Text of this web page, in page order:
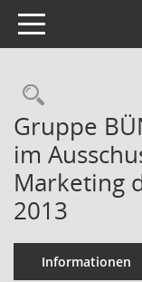
Toggle navigation
Gruppe
im
Marketing
2013
Informationen